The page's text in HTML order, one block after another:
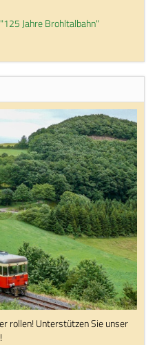
Jahre Brohltalbahn"
rollen! Unterstützen Sie unser